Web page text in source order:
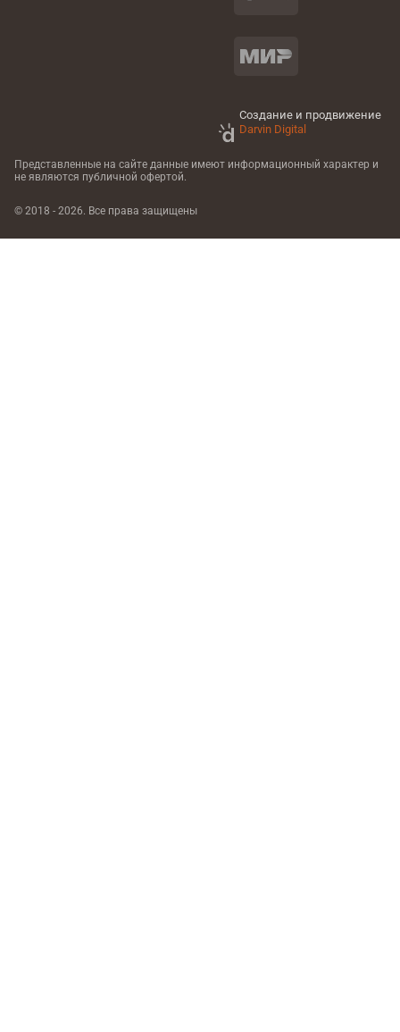
Создание и продвижение
Darvin Digital
Представленные на сайте данные имеют информационный характер и
не являются публичной офертой.
© 2018 - 2026. Все права защищены